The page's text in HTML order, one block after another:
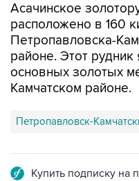
Асачинское
расположено в 160
Петропавловска-
районе. Этот рудник
основных золотых
Камчатском районе.
Петропавловск-
Купить подписку на